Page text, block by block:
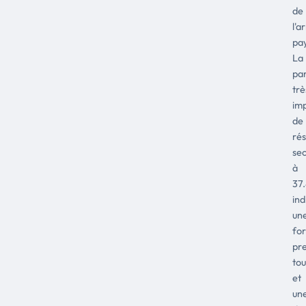
de
La
de
à
et